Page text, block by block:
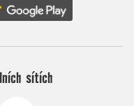
sítích